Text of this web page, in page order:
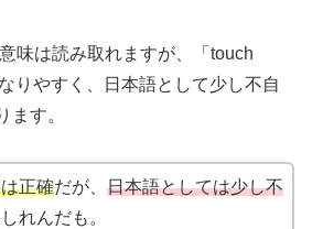
味は読み取れますが、「touch
りやすく、日本語として少し不自
ます。
正確だが、 日本語としては少し不
れんだも。